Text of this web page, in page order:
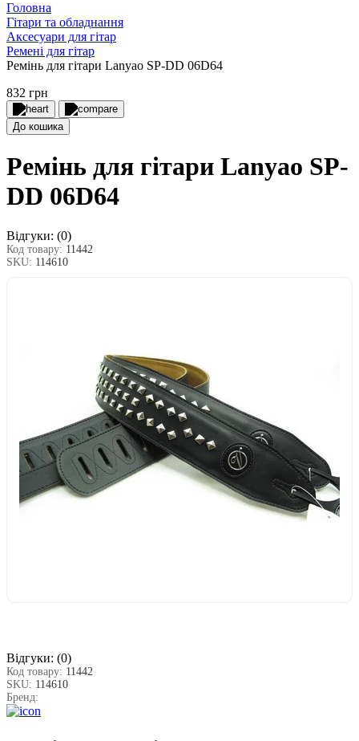
Головна
Гітари та обладнання
Аксесуари для гітар
Ремені для гітар
Ремінь для гітари Lanyao SP-DD 06D64
832 грн
До кошика
Ремінь для гітари Lanyao SP-
DD 06D64
Відгуки: (0)
Код товару: 11442
SKU: 114610
Відгуки: (0)
Код товару: 11442
SKU: 114610
Бренд: